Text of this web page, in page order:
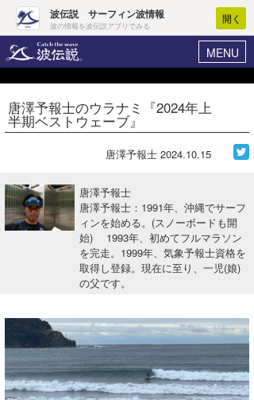
波伝説 サーフィン波情報
波の情報を波伝説アプリでみる
開く
MENU
ヘルプ マイホーム
ログイン
波情報･概況
WAVE HUNTER 波予想ツール
会員メニュー
今月のプレゼント
唐澤予報士のウラナミ『2024年上
半期ベストウェーブ』
唐澤予報士 2024.10.15
唐澤予報士
唐澤予報士：1991年、沖縄でサーフ
ィンを始める。(スノーボードも開
始) 1993年、初めてフルマラソン
を完走。1999年、気象予報士資格を
取得し登録。現在に至り、一児(娘)
の父です。
Core Surf Japan
アート＆エンタメ
ショップ情報
湘南
ウラナミ
お知らせ